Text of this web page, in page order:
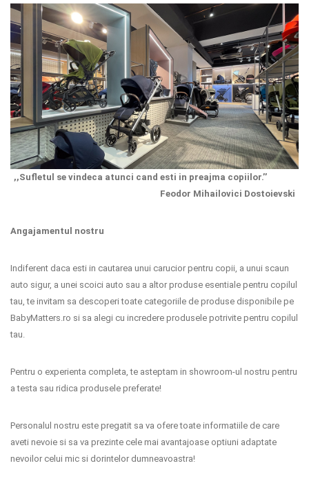
,,Sufletul se vindeca atunci cand esti in preajma copiilor.’’
Feodor Mihailovici Dostoievski
Angajamentul nostru
Indiferent daca esti in cautarea unui carucior pentru copii, a unui scaun
auto sigur, a unei scoici auto sau a altor produse esentiale pentru copilul
tau, te invitam sa descoperi toate categoriile de produse disponibile pe
BabyMatters.ro si sa alegi cu incredere produsele potrivite pentru copilul
tau.
Pentru o experienta completa, te asteptam in showroom-ul nostru pentru
a testa sau ridica produsele preferate!
Personalul nostru este pregatit sa va ofere toate informatiile de care
aveti nevoie si sa va prezinte cele mai avantajoase optiuni adaptate
nevoilor celui mic si dorintelor dumneavoastra!